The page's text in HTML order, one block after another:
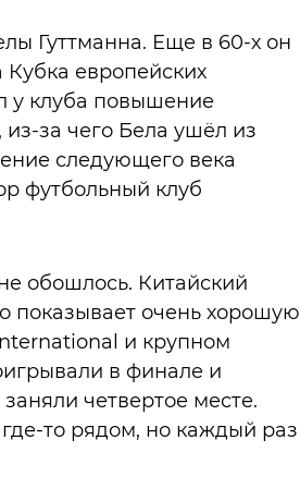
Гуттманна. Еще в 60-х он
европейских
у клуба повышение
из-за чего Бела ушёл из
следующего века
футбольный клуб
обошлось. Китайский
показывает очень хорошую
и крупном
в финале и
четвертое месте.
то рядом, но каждый раз